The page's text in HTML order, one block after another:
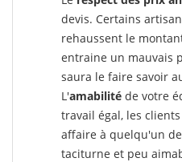
devis. Certains
rehaussent le
entraine un mauvais
saura le faire savoir
L'amabilité de votre
travail égal, les
affaire à quelqu'un
taciturne et peu